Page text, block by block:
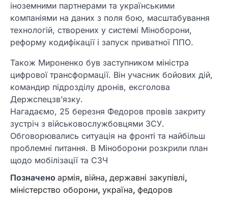
іноземними партнерами та українськими
компаніями на даних з поля бою, масштабування
технологій, створених у системі Міноборони,
реформу кодифікації і запуск приватної ППО.
Також Мироненко був заступником міністра
цифрової трансформації. Він учасник бойових дій,
командир підрозділу дронів, ексголова
Держспецзв’язку.
Нагадаємо, 25 березня Федоров провів закриту
зустріч з військовослужбовцями ЗСУ.
Обговорювались ситуація на фронті та найбільш
проблемні питання. В Міноборони розкрили план
щодо мобілізації та СЗЧ
Позначено армія, війна, державні закупівлі,
міністерство оборони, україна, федоров